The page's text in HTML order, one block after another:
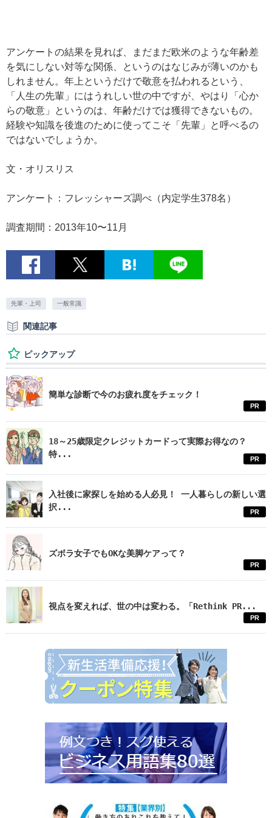
アンケートの結果を見れば、まだまだ欧米のような年齢差
を気にしない対等な関係、というのはなじみが薄いのかも
しれません。年上というだけで敬意を払われるという、
「人生の先輩」にはうれしい世の中ですが、やはり「心か
らの敬意」というのは、年齢だけでは獲得できないもの。
経験や知識を後進のために使ってこそ「先輩」と呼べるの
ではないでしょうか。
文・オリスリス
アンケート：フレッシャーズ調べ（内定学生378名）
調査期間：2013年10〜11月
先輩・上司 一般常識
関連記事
ピックアップ
簡単な診断で今のお疲れ度をチェック！
PR
18～25歳限定クレジットカードって実際お得なの？
特...
PR
入社後に家探しを始める人必見！ 一人暮らしの新しい選
択...
PR
ズボラ女子でもOKな美脚ケアって？
PR
視点を変えれば、世の中は変わる。「Rethink PR...
PR